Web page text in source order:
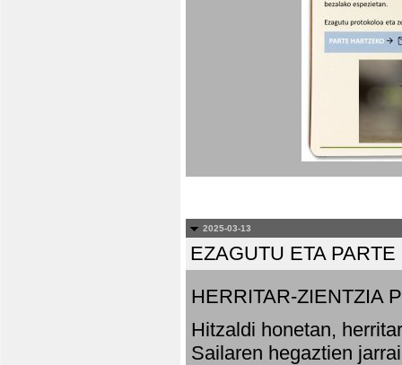
2025-03-13
EZAGUTU ETA
HERRITAR-ZIENTZIA
Hitzaldi honetan,
Sailaren hegaztien